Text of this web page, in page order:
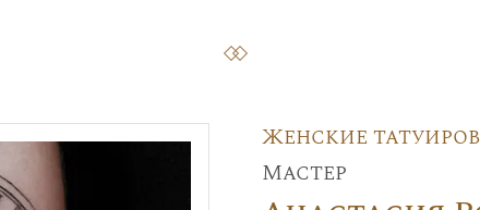
Женские
Мастер